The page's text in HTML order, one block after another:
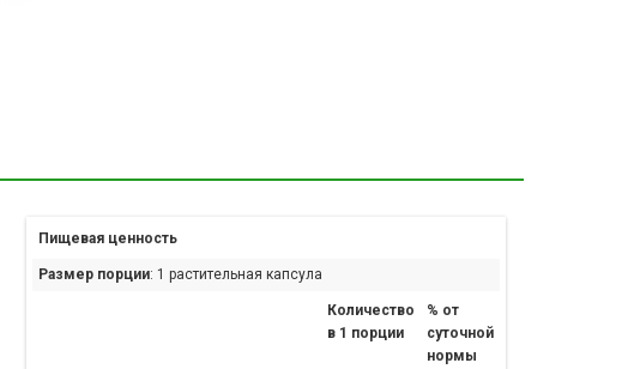
Пищевая ценность
Размер порции: 1 растительная капсула
Количество
в 1 порции
% от
суточной
нормы